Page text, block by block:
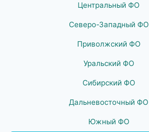
Центральный ФО
Северо-Западный ФО
Приволжский ФО
Уральский ФО
Сибирский ФО
Дальневосточный ФО
Южный ФО